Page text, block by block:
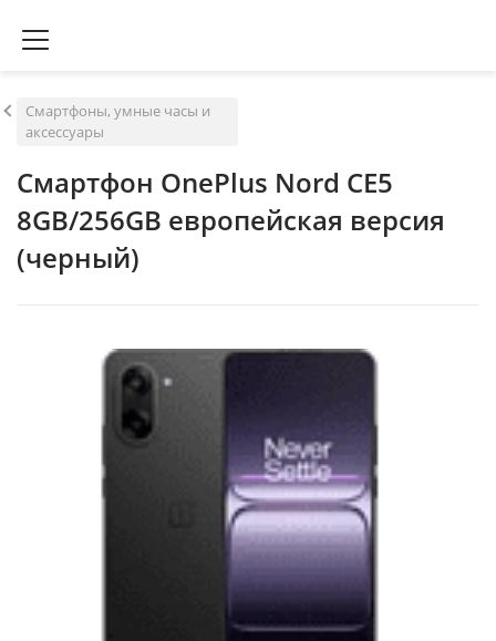
Смартфоны, умные часы и
аксессуары
Смартфон OnePlus Nord CE5
8GB/256GB европейская версия
(черный)